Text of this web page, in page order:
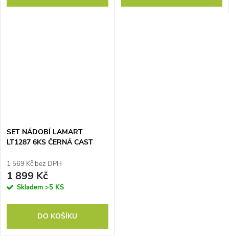
SET NÁDOBÍ LAMART
LT1287 6KS ČERNÁ CAST
1 569 Kč bez DPH
1 899 Kč
Skladem >5 KS
DO KOŠÍKU